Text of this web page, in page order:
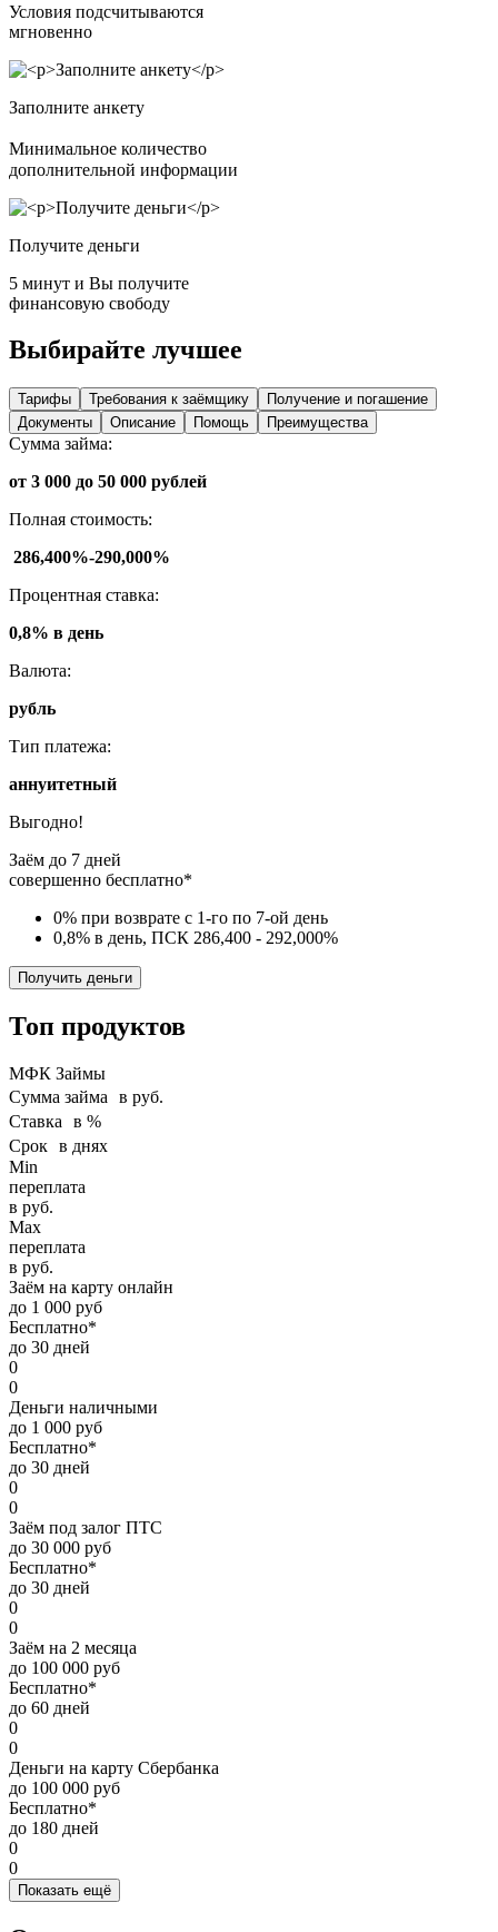
Условия подсчитываются
мгновенно
Заполните анкету
Минимальное количество
дополнительной информации
Получите деньги
5 минут и Вы получите
финансовую свободу
Выбирайте лучшее
Тарифы Требования к заёмщику
Получение и погашение
Документы
Описание Помощь Преимущества
Сумма займа:
от 3 000 до 50 000 рублей
Полная стоимость:
286,400%-290,000%
Процентная ставка:
0,8% в день
Валюта:
рубль
Тип платежа:
аннуитетный
Выгодно!
Заём до 7 дней
совершенно бесплатно*
0% при возврате с 1-го по 7-ой день
0,8% в день, ПСК 286,400 - 292,000%
Получить деньги
Топ продуктов
МФК Займы
Сумма займа в руб.
Ставка в %
Срок в днях
Min
переплата
в руб.
Max
переплата
в руб.
Заём на карту онлайн
до 1 000 руб
Бесплатно*
до 30 дней
0
0
Деньги наличными
до 1 000 руб
Бесплатно*
до 30 дней
0
0
Заём под залог ПТС
до 30 000 руб
Бесплатно*
до 30 дней
0
0
Заём на 2 месяца
до 100 000 руб
Бесплатно*
до 60 дней
0
0
Деньги на карту Сбербанка
до 100 000 руб
Бесплатно*
до 180 дней
0
0
Показать ещё